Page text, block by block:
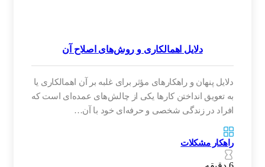
دلایل اهمالکاری و روش‌های اصلاح آن
دلایل پنهان و راهکارهای مؤثر برای غلبه بر آن اهمالکاری یا
به تعویق انداختن کارها یکی از چالش‌های عمده‌ای است که
افراد در زندگی شخصی و حرفه‌ای خود با آن…
راهکار مشکلات